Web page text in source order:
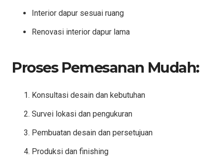
Interior dapur sesuai ruang
Renovasi interior dapur lama
Proses Pemesanan Mudah:
Konsultasi desain dan kebutuhan
Survei lokasi dan pengukuran
Pembuatan desain dan persetujuan
Produksi dan finishing